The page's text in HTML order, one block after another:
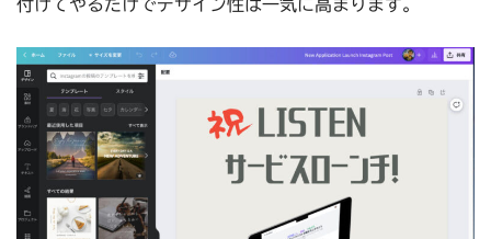
付けてやるだけでデザイン性は一気に高まります。